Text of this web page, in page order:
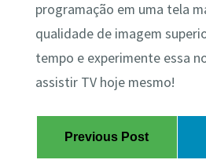
programação em uma tela
qualidade de imagem
tempo e experimente essa
assistir TV hoje mesmo!
Previous Post